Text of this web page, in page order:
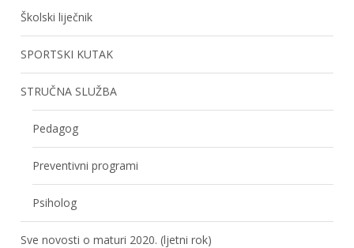
Školski liječnik
SPORTSKI KUTAK
STRUČNA SLUŽBA
Pedagog
Preventivni programi
Psiholog
Sve novosti o maturi 2020. (ljetni rok)